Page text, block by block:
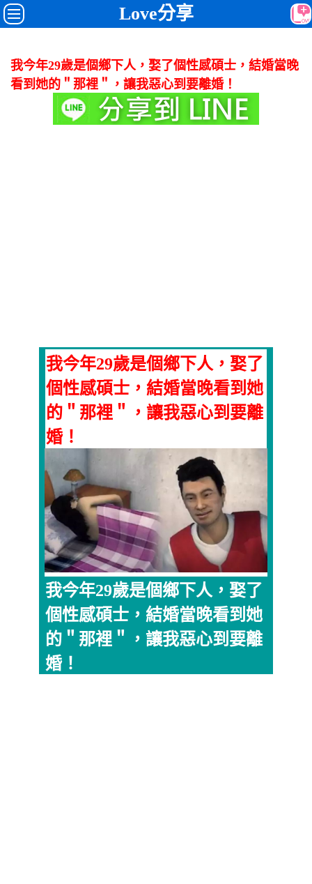
Love分享
我今年29歲是個鄉下人，娶了個性感碩士，結婚當晚
看到她的＂那裡＂，讓我惡心到要離婚！
我今年29歲是個鄉下人，娶了
個性感碩士，結婚當晚看到她
的＂那裡＂，讓我惡心到要離
婚！
我今年29歲是個鄉下人，娶了
個性感碩士，結婚當晚看到她
的＂那裡＂，讓我惡心到要離
婚！